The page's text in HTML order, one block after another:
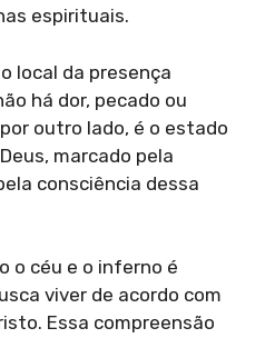
espirituais.
local da presença
há dor, pecado ou
outro lado, é o estado
marcado pela
consciência dessa
o céu e o inferno é
viver de acordo com
Essa compreensão